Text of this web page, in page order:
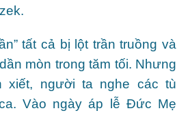
tất cả bị lột trần truồng và
mòn trong tăm tối. Nhưng
xiết, người ta nghe các tù
Vào ngày áp lễ Ðức Mẹ